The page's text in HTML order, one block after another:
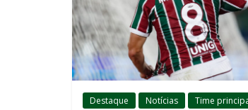
Destaque Notícias Time